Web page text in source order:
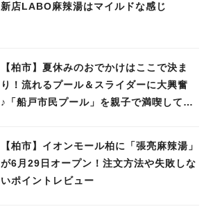
新店LABO麻辣湯はマイルドな感じ
【柏市】夏休みのおでかけはここで決ま
り！流れるプール＆スライダーに大興奮
♪「船戸市民プール」を親子で満喫してき
【柏市】イオンモール柏に「張亮麻辣湯」
が6月29日オープン！注文方法や失敗しな
いポイントレビュー